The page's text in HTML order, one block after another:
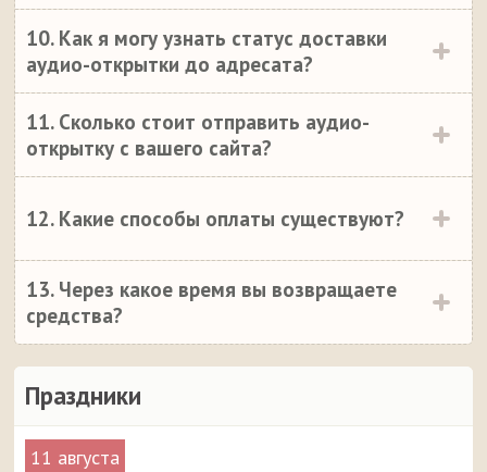
Праздники
11 августа
10. Как я могу узнать статус доставки
аудио-открытки до адресата?
11. Сколько стоит отправить аудио-
открытку с вашего сайта?
12. Какие способы оплаты существуют?
13. Через какое время вы возвращаете
средства?